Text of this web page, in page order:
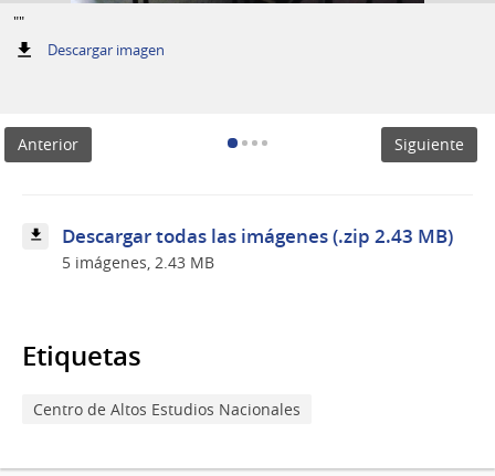
""
Descargar imagen:
Anterior Siguiente
Descargar todas las imágenes (.zip 2.43 MB)
5 imágenes, 2.43 MB
Etiquetas
Centro de Altos Estudios Nacionales